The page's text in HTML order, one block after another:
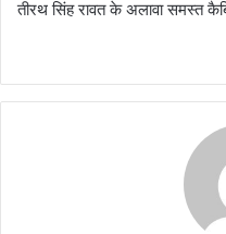
तीरथ सिंह रावत के अलावा समस्त